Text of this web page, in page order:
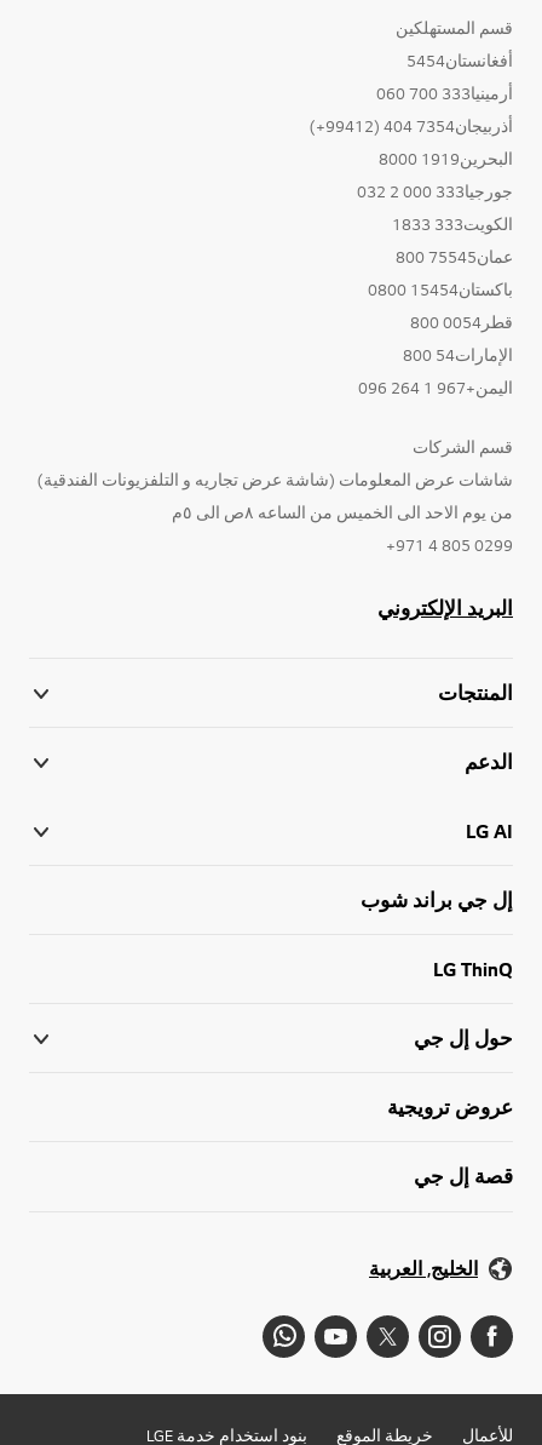
قسم المستهلكين
أفغانستان5454
أرمينيا333 700 060
أذربيجان7354 404 (99412+)
البحرين1919 8000
جورجيا333 000 2 032
الكويت333 1833
عمان75545 800
باكستان15454 0800
قطر0054 800
الإمارات54 800
اليمن+967 1 264 096
قسم الشركات
شاشات عرض المعلومات (شاشة عرض تجاريه و التلفزيونات الفندقية)
من يوم الاحد الى الخميس من الساعه ٨ص الى ٥م
0299 805 4 971+
البريد الإلكتروني
المنتجات
الدعم
LG AI
إل جي براند شوب
LG ThinQ
حول إل جي
عروض ترويجية
قصة إل جي
الخليج, العربية
للأعمال خريطة الموقع بنود استخدام خدمة LGE